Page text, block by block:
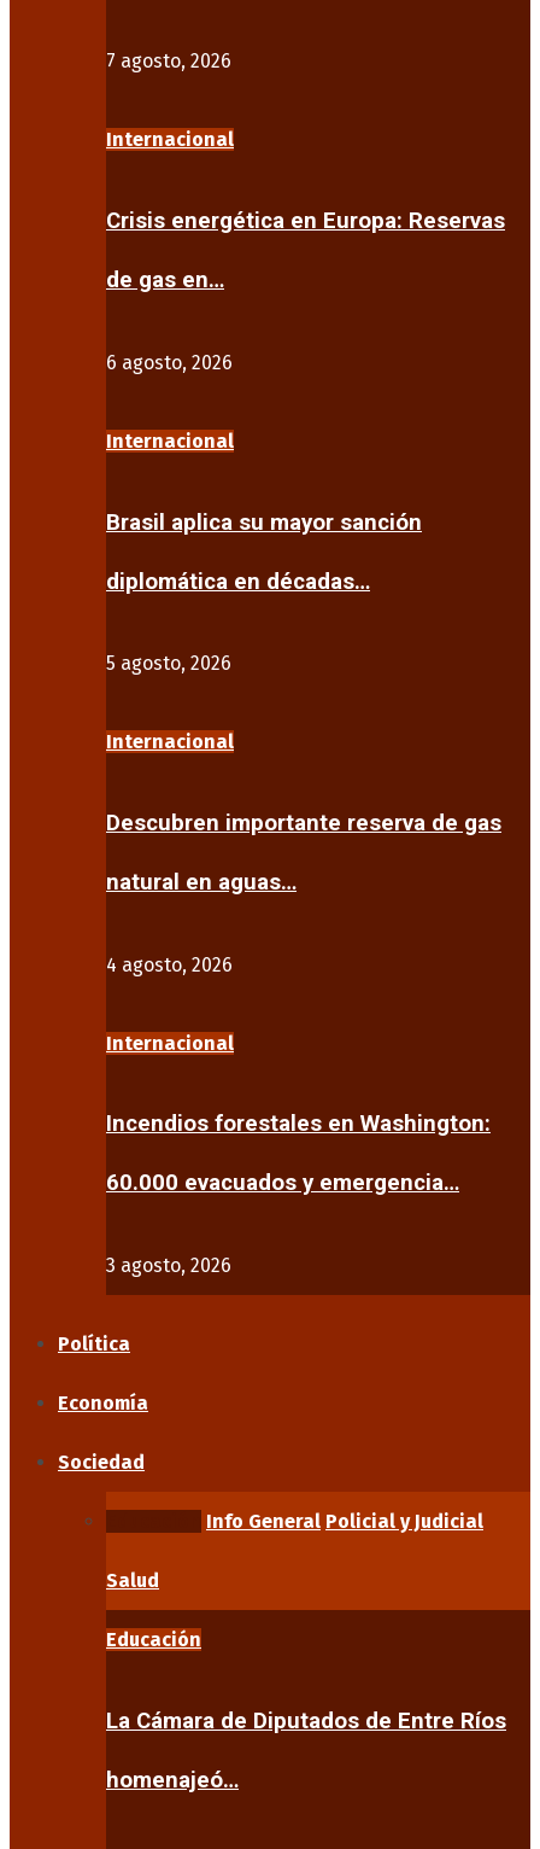
7 agosto, 2026
Internacional
Crisis energética en Europa: Reservas
de gas en…
6 agosto, 2026
Internacional
Brasil aplica su mayor sanción
diplomática en décadas…
5 agosto, 2026
Internacional
Descubren importante reserva de gas
natural en aguas…
4 agosto, 2026
Internacional
Incendios forestales en Washington:
60.000 evacuados y emergencia…
3 agosto, 2026
Política
Economía
Sociedad
Info General Policial y Judicial
Salud
Educación
La Cámara de Diputados de Entre Ríos
homenajeó…